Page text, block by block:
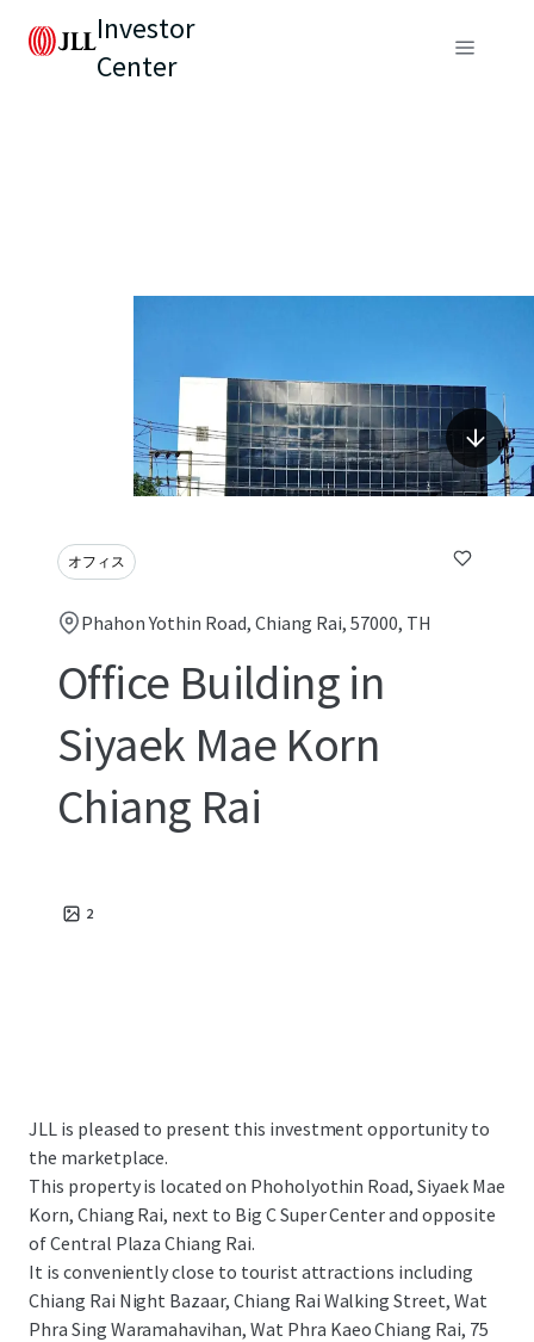
Investor
Center
オフィス
Phahon Yothin Road, Chiang Rai, 57000, TH
Office Building in
Siyaek Mae Korn
Chiang Rai
2
JLL is pleased to present this investment opportunity to
the marketplace.
This property is located on Phoholyothin Road, Siyaek Mae
Korn, Chiang Rai, next to Big C Super Center and opposite
of Central Plaza Chiang Rai.
It is conveniently close to tourist attractions including
Chiang Rai Night Bazaar, Chiang Rai Walking Street, Wat
Phra Sing Waramahavihan, Wat Phra Kaeo Chiang Rai, 75